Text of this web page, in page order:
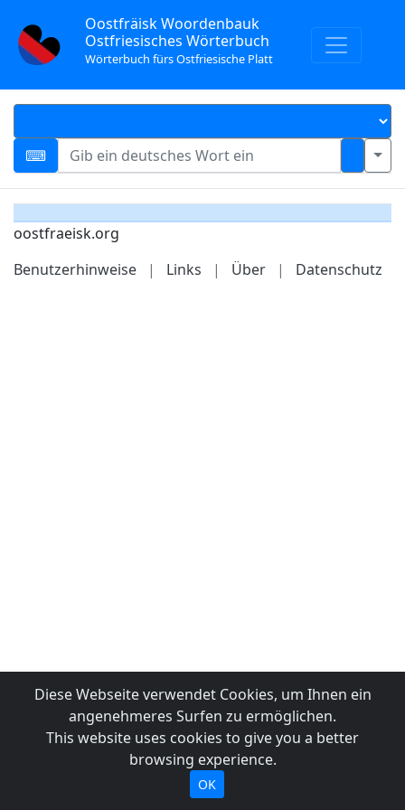
Oostfräisk Woordenbauk
Ostfriesisches Wörterbuch
Wörterbuch fürs Ostfriesische Platt
oostfraeisk.org
Benutzerhinweise
| Links | Über | Datenschutz
Diese Webseite verwendet Cookies, um Ihnen ein
angenehmeres Surfen zu ermöglichen.
This website uses cookies to give you a better
browsing experience.
OK